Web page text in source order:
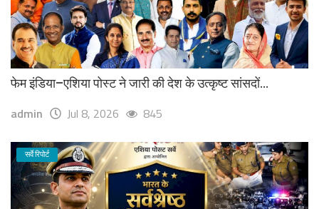
फेम इंडिया–एशिया पोस्ट ने जारी की देश के उत्कृष्ट सांसदों...
admin Jul 8, 2026 845
सर्वे रिपोर्ट